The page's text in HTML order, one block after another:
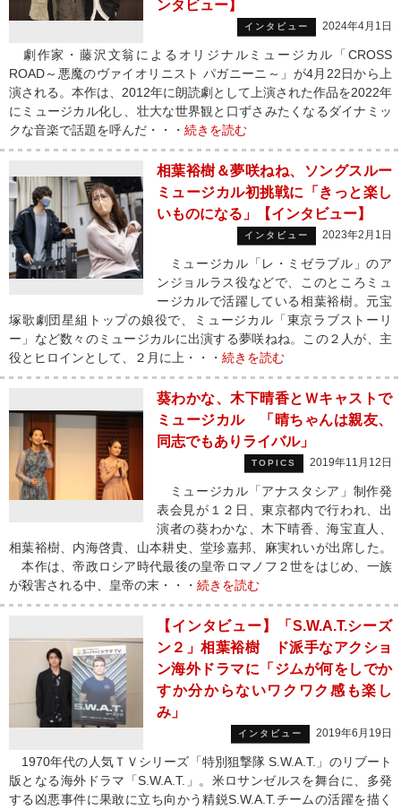
ンタビュー】
インタビュー 2024年4月1日
劇作家・藤沢文翁によるオリジナルミュージカル「CROSS
ROAD～悪魔のヴァイオリニスト パガニーニ～」が4月22日から上
演される。本作は、2012年に朗読劇として上演された作品を2022年
にミュージカル化し、壮大な世界観と口ずさみたくなるダイナミッ
クな音楽で話題を呼んだ・・・ 続きを読む
相葉裕樹＆夢咲ねね、ソングスルー
ミュージカル初挑戦に「きっと楽し
いものになる」【インタビュー】
インタビュー 2023年2月1日
ミュージカル「レ・ミゼラブル」のア
ンジョルラス役などで、このところミュ
ージカルで活躍している相葉裕樹。元宝
塚歌劇団星組トップの娘役で、ミュージカル「東京ラブストーリ
ー」など数々のミュージカルに出演する夢咲ねね。この２人が、主
役とヒロインとして、２月に上・・・ 続きを読む
葵わかな、木下晴香とＷキャストで
ミュージカル 「晴ちゃんは親友、
同志でもありライバル」
TOPICS 2019年11月12日
ミュージカル「アナスタシア」制作発
表会見が１２日、東京都内で行われ、出
演者の葵わかな、木下晴香、海宝直人、
相葉裕樹、内海啓貴、山本耕史、堂珍嘉邦、麻実れいが出席した。
本作は、帝政ロシア時代最後の皇帝ロマノフ２世をはじめ、一族
が殺害される中、皇帝の末・・・ 続きを読む
【インタビュー】「S.W.A.T.シーズ
ン２」相葉裕樹 ド派手なアクショ
ン海外ドラマに「ジムが何をしでか
すか分からないワクワク感も楽し
み」
インタビュー 2019年6月19日
1970年代の人気ＴＶシリーズ「特別狙撃隊 S.W.A.T.」のリブート
版となる海外ドラマ「S.W.A.T.」。米ロサンゼルスを舞台に、多発
する凶悪事件に果敢に立ち向かう精鋭S.W.A.T.チームの活躍を描く